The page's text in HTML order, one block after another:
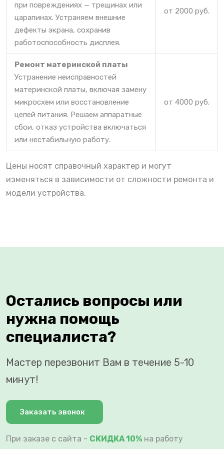
при повреждениях — трещинах или
царапинах. Устраняем внешние
дефекты экрана, сохранив
работоспособность дисплея.
от 2000 руб.
Ремонт материнской платы
Устранение неисправностей
материнской платы, включая замену
микросхем или восстановление
цепей питания. Решаем аппаратные
сбои, отказ устройства включаться
или нестабильную работу.
от 4000 руб.
Цены носят справочный характер и могут
изменяться в зависимости от сложности ремонта и
модели устройства.
Остались вопросы или
нужна помощь
специалиста?
Мастер перезвонит Вам в течение 5-10
минут!
Заказать звонок
При заказе с сайта - СКИДКА 10% на работу